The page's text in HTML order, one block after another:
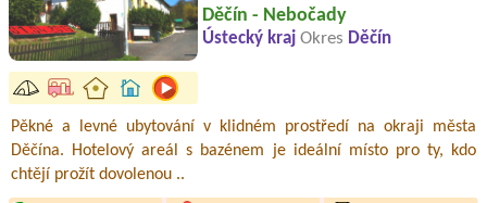
Děčín - Nebočady
Ústecký kraj Okres Děčín
Pěkné a levné ubytování v klidném prostředí na okraji města
Děčína. Hotelový areál s bazénem je ideální místo pro ty, kdo
chtějí prožít dovolenou ..